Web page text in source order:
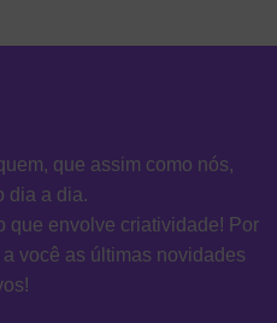
que assim como nós,
dia a dia.
que envolve criatividade! Por
você as últimas novidades